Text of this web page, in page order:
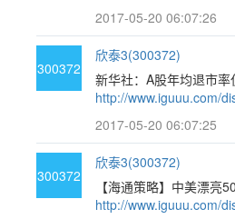
2017-05-20 06:07:26
300372
欣泰3(300372)
新华社：A股年均退市
http://www.iguuu.com/
2017-05-20 06:07:25
300372
欣泰3(300372)
【海通策略】中美漂亮
http://www.iguuu.com/